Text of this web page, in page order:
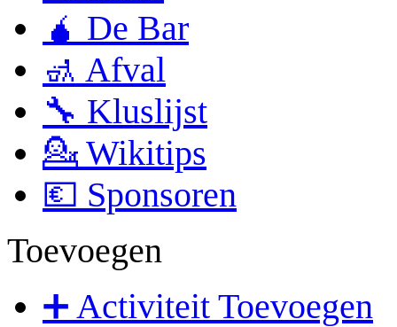
🧉 De Bar
🚮 Afval
🔧 Kluslijst
💁 Wikitips
💶 Sponsoren
Toevoegen
➕ Activiteit Toevoegen